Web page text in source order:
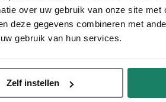
over uw gebruik van onze site met
deze gegevens combineren met
gebruik van hun services.
Zelf instellen